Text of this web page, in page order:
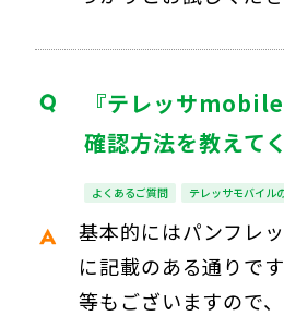
『テレッサ
確認方法を教えて
よくあるご質問 テレッサモバイル
基本的にはパンフレ
に記載のある通りで
等もございますので